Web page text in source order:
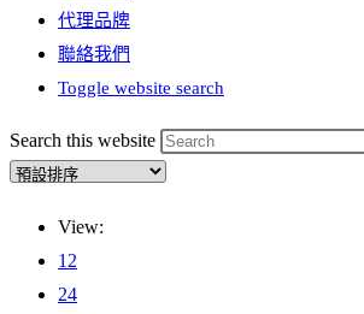
代理品牌
聯絡我們
Toggle website search
Search this website
View:
12
24